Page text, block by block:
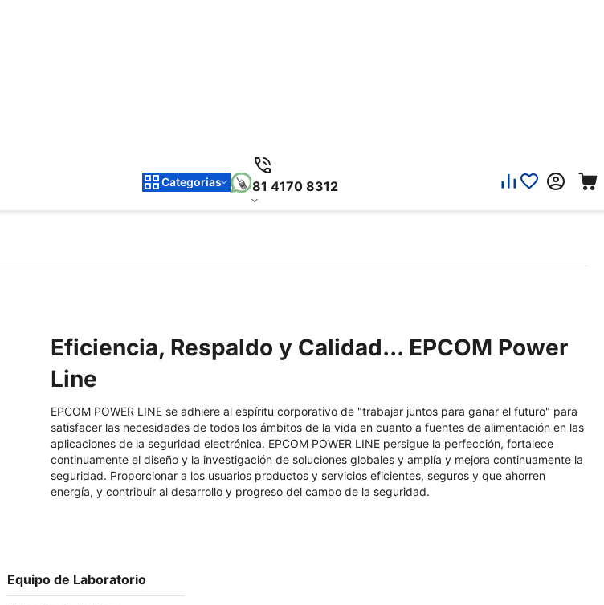
Categorias 81 4170 8312
Eficiencia, Respaldo y Calidad... EPCOM Power
Line
EPCOM POWER LINE se adhiere al espíritu corporativo de "trabajar juntos para ganar el futuro" para
satisfacer las necesidades de todos los ámbitos de la vida en cuanto a fuentes de alimentación en las
aplicaciones de la seguridad electrónica. EPCOM POWER LINE persigue la perfección, fortalece
continuamente el diseño y la investigación de soluciones globales y amplía y mejora continuamente la
seguridad. Proporcionar a los usuarios productos y servicios eficientes, seguros y que ahorren
energía, y contribuir al desarrollo y progreso del campo de la seguridad.
Equipo de Laboratorio